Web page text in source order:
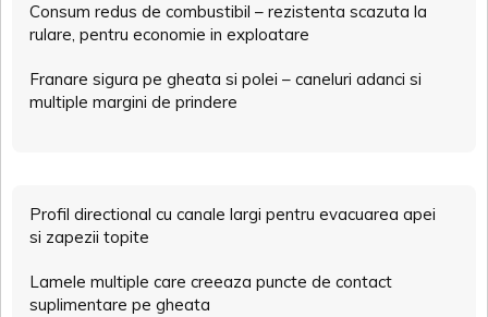
Consum redus de combustibil – rezistenta scazuta la
rulare, pentru economie in exploatare
Franare sigura pe gheata si polei – caneluri adanci si
multiple margini de prindere
Profil directional cu canale largi pentru evacuarea apei
si zapezii topite
Lamele multiple care creeaza puncte de contact
suplimentare pe gheata